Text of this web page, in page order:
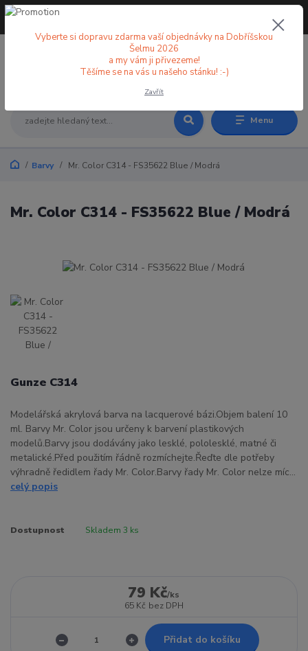
Menu
+420 773 998 582
Barvy Mr. Color C314 - FS35622 Blue / Modrá
Mr. Color C314 - FS35622 Blue / Modrá
Gunze C314
Modelářská akrylová barva na lacquerové bázi.Objem balení 10
ml. Barvy Mr. Color jsou určeny k barvení plastikových
modelů.Barvy jsou dodávány jako lesklé, pololesklé, matné či
metalické.Před použitím řádně rozmíchejte.Řeďte dle potřeby
výhradně ředidlem řady Mr. Color.Barvy řady Mr. Color nelze míc...
celý popis
Dostupnost Skladem 3 ks
79 Kč/ks
65 Kč bez DPH
Přidat do košíku
Vyberte si dopravu zdarma vaší objednávky na Dobříšskou
Šelmu 2026
a my vám ji přivezeme!
Těšíme se na vás u našeho stánku! :-)
Zavřít